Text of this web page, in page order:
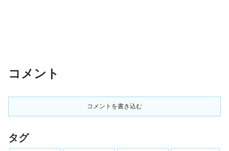
コメント
コメントを書き込む
タグ